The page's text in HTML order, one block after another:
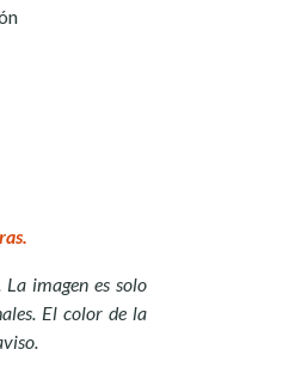
imagen es solo
El color de la